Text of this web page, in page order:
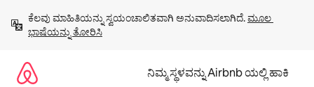
ಹೋಗಿ
ಕೆಲವು ಮಾಹಿತಿಯನ್ನು ಸ್ವಯಂಚಾಲಿತವಾಗಿ ಅನುವಾದಿಸಲಾಗಿದೆ. ಮೂಲ
ಭಾಷೆಯನ್ನು ತೋರಿಸಿ
ನಿಮ್ಮ ಸ್ಥಳವನ್ನು Airbnb ಯಲ್ಲಿ ಹಾಕಿ